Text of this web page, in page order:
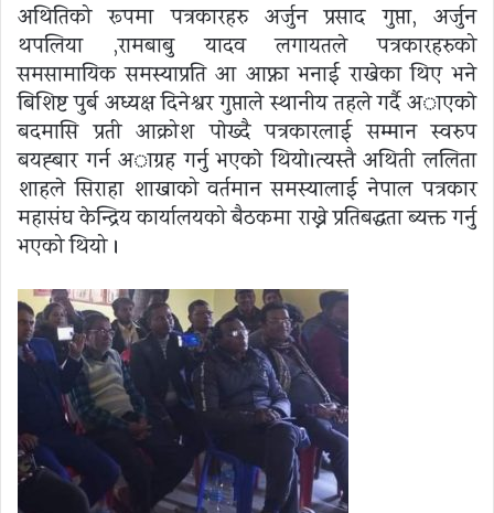
अथितिको रूपमा पत्रकारहरु अर्जुन प्रसाद गुप्ता, अर्जुन
थपलिया ,रामबाबु यादव लगायतले पत्रकारहरुको
समसामायिक समस्याप्रति आ आफ्ना भनाई राखेका थिए भने
बिशिष्ट पुर्ब अध्यक्ष दिनेश्वर गुप्ताले स्थानीय तहले गर्दै अाएकाे
बदमासि प्रती आक्रोश पाेख्दै पत्रकारलाई सम्मान स्वरुप
बयह्बार गर्न अाग्रह गर्नु भएकाे थियाे।त्यस्तै अथिती ललिता
शाहले सिराहा शाखाको वर्तमान समस्यालाई नेपाल पत्रकार
महासंघ केन्द्रिय कार्यालयको बैठकमा राख्ने प्रतिबद्धता ब्यक्त गर्नु
भएको थियो ।